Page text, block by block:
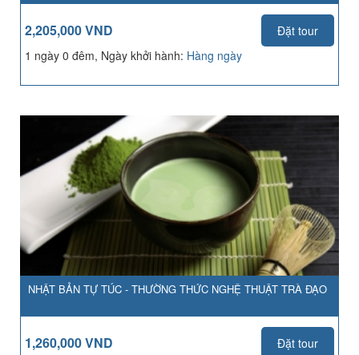
2,205,000 VND
Đặt tour
1 ngày 0 đêm, Ngày khởi hành: Hàng ngày
NHẬT BẢN TỰ TÚC - THƯỜNG THỨC NGHỆ THUẬT TRÀ ĐẠO
1,260,000 VND
Đặt tour